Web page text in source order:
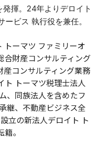
揮。24年よりデロイト
ービス 執行役を兼任。
トーマツ ファミリーオ
合財産コンサルティング
コンサルティング業務
ト トーマツ税理士法人
、同族法人を含めたフ
継、不動産ビジネス全
立の新法人デロイト ト
。